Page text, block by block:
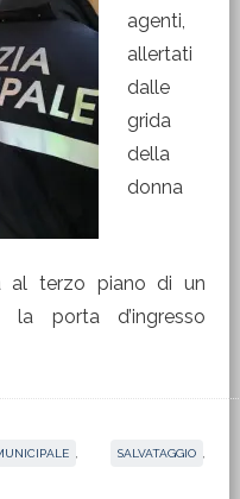
agenti,
allertati
dalle
grida
della
donna
al terzo piano di un
la porta d’ingresso
SALVATAGGIO